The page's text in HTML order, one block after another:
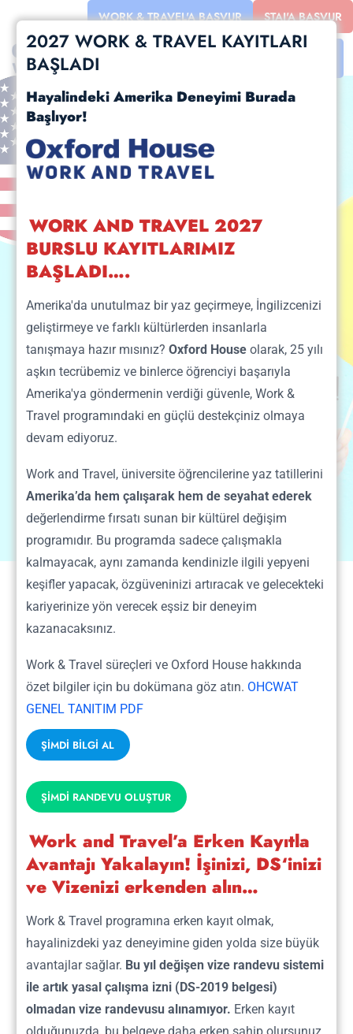
STAJ'A BAŞVUR
WORK & TRAVEL'A BAŞVUR
10 Kişiye
Üniversiteliler!
Amerika'da Work&Travel
Özel Bursları Seni Bekliyor !
1500+
2027 Alınacak
Alternatif
1300
2026 BaşvuruSayısı
27+
YıllıkDeneyim
2027 WORK & TRAVEL KAYITLARI
BAŞLADI
Hayalindeki Amerika Deneyimi Burada
Başlıyor!
WORK AND TRAVEL 2027
BURSLU KAYITLARIMIZ
BAŞLADI….
Amerika'da unutulmaz bir yaz geçirmeye, İngilizcenizi
geliştirmeye ve farklı kültürlerden insanlarla
tanışmaya hazır mısınız? Oxford House olarak, 25 yılı
aşkın tecrübemiz ve binlerce öğrenciyi başarıyla
Amerika'ya göndermenin verdiği güvenle, Work &
Travel programındaki en güçlü destekçiniz olmaya
devam ediyoruz.
Work and Travel, üniversite öğrencilerine yaz tatillerini
Amerika’da hem çalışarak hem de seyahat ederek
değerlendirme fırsatı sunan bir kültürel değişim
programıdır. Bu programda sadece çalışmakla
kalmayacak, aynı zamanda kendinizle ilgili yepyeni
keşifler yapacak, özgüveninizi artıracak ve gelecekteki
kariyerinize yön verecek eşsiz bir deneyim
kazanacaksınız.
Work & Travel süreçleri ve Oxford House hakkında
özet bilgiler için bu dokümana göz atın. OHCWAT
GENEL TANITIM PDF
ŞİMDİ BİLGİ AL
ŞİMDİ RANDEVU OLUŞTUR
Work and Travel’a Erken Kayıtla
Avantajı Yakalayın! İşinizi, DS‘inizi
ve Vizenizi erkenden alın…
Work & Travel programına erken kayıt olmak,
hayalinizdeki yaz deneyimine giden yolda size büyük
avantajlar sağlar. Bu yıl değişen vize randevu sistemi
ile artık yasal çalışma izni (DS-2019 belgesi)
olmadan vize randevusu alınamıyor. Erken kayıt